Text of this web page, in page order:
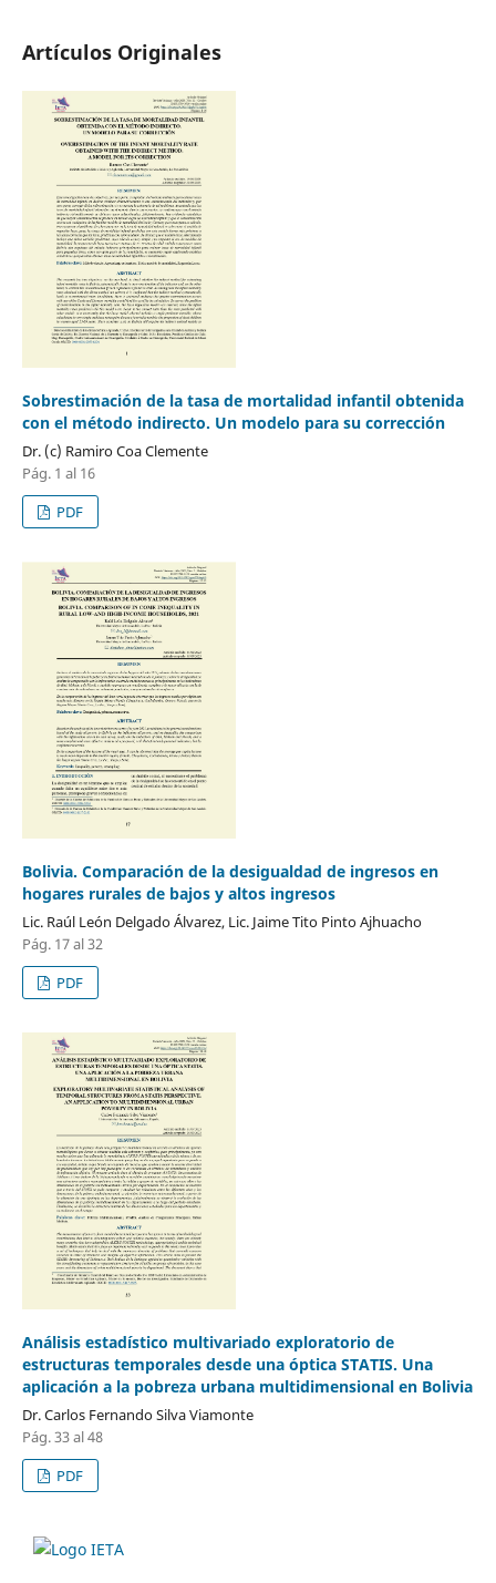
Artículos Originales
Sobrestimación de la tasa de mortalidad infantil obtenida
con el método indirecto. Un modelo para su corrección
Dr. (c) Ramiro Coa Clemente
Pág. 1 al 16
PDF
Bolivia. Comparación de la desigualdad de ingresos en
hogares rurales de bajos y altos ingresos
Lic. Raúl León Delgado Álvarez, Lic. Jaime Tito Pinto Ajhuacho
Pág. 17 al 32
PDF
Análisis estadístico multivariado exploratorio de
estructuras temporales desde una óptica STATIS. Una
aplicación a la pobreza urbana multidimensional en Bolivia
Dr. Carlos Fernando Silva Viamonte
Pág. 33 al 48
PDF